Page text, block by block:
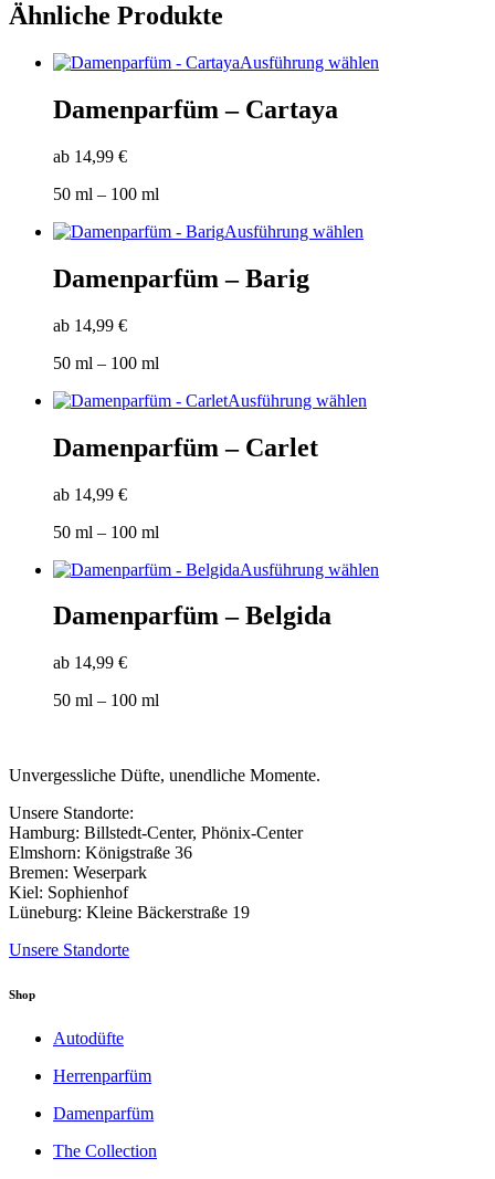
Ähnliche Produkte
Ausführung wählen
Damenparfüm – Cartaya
ab 14,99 €
50 ml – 100 ml
Ausführung wählen
auf
Damenparfüm – Barig
ab 14,99 €
50 ml – 100 ml
Ausführung wählen
auf
Damenparfüm – Carlet
ab 14,99 €
50 ml – 100 ml
Ausführung wählen
Damenparfüm – Belgida
ab 14,99 €
50 ml – 100 ml
Unvergessliche Düfte, unendliche Momente.
Unsere Standorte:
Hamburg: Billstedt-Center, Phönix-Center
Elmshorn: Königstraße 36
Bremen: Weserpark
Kiel: Sophienhof
Lüneburg: Kleine Bäckerstraße 19
Unsere Standorte
Shop
Autodüfte
Herrenparfüm
Damenparfüm
The Collection